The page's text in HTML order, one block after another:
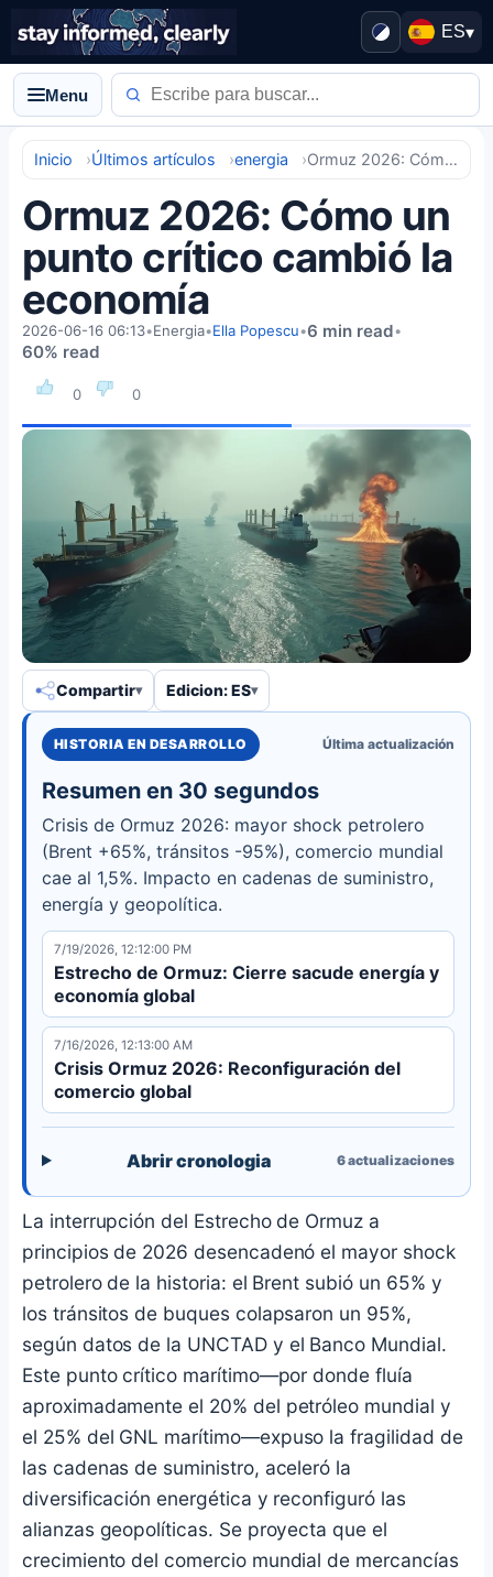
ES▾
Menu
Inicio Últimos artículos energia Ormuz 2026: Cómo un punto crítico cambió la economía
Ormuz 2026: Cómo un
punto crítico cambió la
economía
0 0
2026-06-16 06:13•Energia•Ella Popescu•6 min read•
60% read
Compartir Edicion: ES
HISTORIA EN DESARROLLO Última actualización
Resumen en 30 segundos
Crisis de Ormuz 2026: mayor shock petrolero
(Brent +65%, tránsitos -95%), comercio mundial
cae al 1,5%. Impacto en cadenas de suministro,
energía y geopolítica.
7/19/2026, 12:12:00 PM
Estrecho de Ormuz: Cierre sacude energía y
economía global
7/16/2026, 12:13:00 AM
Crisis Ormuz 2026: Reconfiguración del
comercio global
Abrir cronologia 6actualizaciones
La interrupción del Estrecho de Ormuz a
principios de 2026 desencadenó el mayor shock
petrolero de la historia: el Brent subió un 65% y
los tránsitos de buques colapsaron un 95%,
según datos de la UNCTAD y el Banco Mundial.
Este punto crítico marítimo—por donde fluía
aproximadamente el 20% del petróleo mundial y
el 25% del GNL marítimo—expuso la fragilidad de
las cadenas de suministro, aceleró la
diversificación energética y reconfiguró las
alianzas geopolíticas. Se proyecta que el
crecimiento del comercio mundial de mercancías